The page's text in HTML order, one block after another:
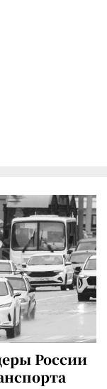
России